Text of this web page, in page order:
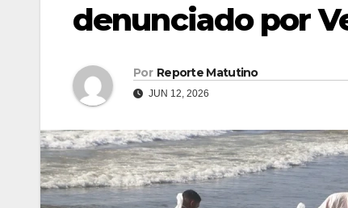
denunciado por
Por Reporte Matutino
JUN 12, 2026